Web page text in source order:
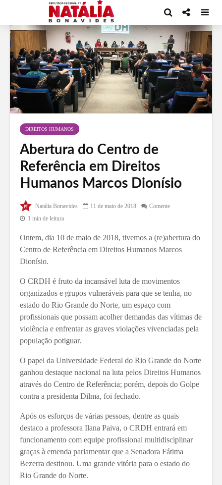
DIREITOS HUMANOS
Abertura do Centro de
Referência em Direitos
Humanos Marcos Dionísio
Natália Bonavides 11 de maio de 2018
Comente
1 min de leitura
Ontem, dia 10 de maio de 2018, tivemos a (re)abertura do
Centro de Referência em Direitos Humanos Marcos
Dionísio.
O CRDH é fruto da incansável luta de movimentos
organizados e grupos vulneráveis para que se tenha, no
estado do Rio Grande do Norte, um espaço com
profissionais que possam acolher demandas das vítimas de
violência e enfrentar as graves violações vivenciadas pela
população potiguar.
O papel da Universidade Federal do Rio Grande do Norte
ganhou destaque nacional na luta pelos Direitos Humanos
através do Centro de Referência; porém, depois do Golpe
contra a presidenta Dilma, foi fechado.
Após os esforços de várias pessoas, dentre as quais
destaco a professora Ilana Paiva, o CRDH entrará em
funcionamento com equipe profissional multidisciplinar
graças à emenda parlamentar que a Senadora Fátima
Bezerra destinou. Uma grande vitória para o estado do
Rio Grande do Norte.